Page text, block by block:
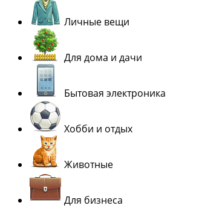
Личные вещи
Для дома и дачи
Бытовая электроника
Хобби и отдых
Животные
Для бизнеса